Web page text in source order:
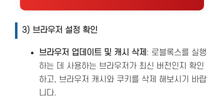
3) 브라우저 설정 확인
브라우저 업데이트 및 캐시 삭제 : 로블록스를 실행
하는 데 사용하는 브라우저가 최신 버전인지 확인
하고, 브라우저 캐시와 쿠키를 삭제 해보시기 바랍
니다.